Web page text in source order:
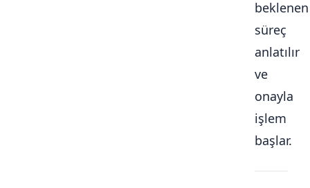
beklenen
süreç
anlatılır
ve
onayla
işlem
başlar.